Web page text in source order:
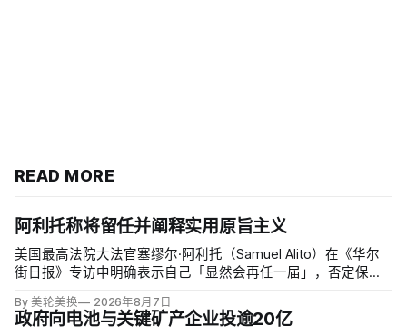
READ MORE
阿利托称将留任并阐释实用原旨主义
美国最高法院大法官塞缪尔·阿利托（Samuel Alito）在《华尔
街日报》专访中明确表示自己「显然会再任一届」，否定保守
者的呼声。76岁的阿利托称这类催退提醒他生命有限，却也暗
含法官可以互换的误解。
By 美轮美换 2026年8月7日
政府向电池与关键矿产企业投逾20亿